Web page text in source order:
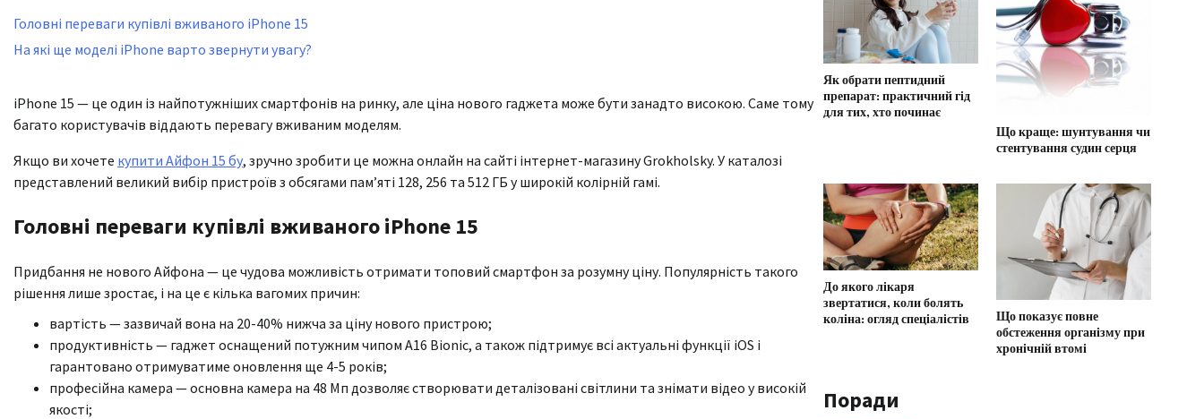
Головні переваги купівлі вживаного iPhone 15
На які ще моделі iPhone варто звернути увагу?
iPhone 15 — це один із найпотужніших смартфонів на ринку, але ціна нового гаджета може бути занадто високою. Саме тому
багато користувачів віддають перевагу вживаним моделям.
Якщо ви хочете купити Айфон 15 бу, зручно зробити це можна онлайн на сайті інтернет-магазину Grokholsky. У каталозі
представлений великий вибір пристроїв з обсягами пам’яті 128, 256 та 512 ГБ у широкій колірній гамі.
Головні переваги купівлі вживаного iPhone 15
Придбання не нового Айфона — це чудова можливість отримати топовий смартфон за розумну ціну. Популярність такого
рішення лише зростає, і на це є кілька вагомих причин:
вартість — зазвичай вона на 20-40% нижча за ціну нового пристрою;
продуктивність — гаджет оснащений потужним чипом А16 Bionic, а також підтримує всі актуальні функції iOS і
гарантовано отримуватиме оновлення ще 4-5 років;
професійна камера — основна камера на 48 Мп дозволяє створювати деталізовані світлини та знімати відео у високій
якості;
Як обрати пептидний
препарат: практичний гід
для тих, хто починає
Що краще: шунтування чи
стентування судин серця
До якого лікаря
звертатися, коли болять
коліна: огляд спеціалістів
Що показує повне
обстеження організму при
хронічній втомі
Поради